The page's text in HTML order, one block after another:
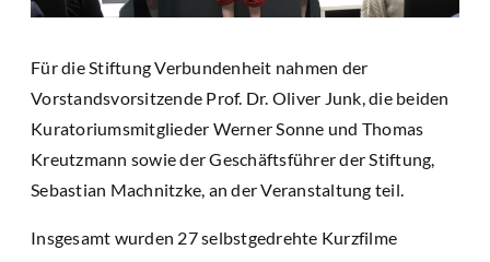
Für die Stiftung Verbundenheit nahmen der
Vorstandsvorsitzende Prof. Dr. Oliver Junk, die beiden
Kuratoriumsmitglieder Werner Sonne und Thomas
Kreutzmann sowie der Geschäftsführer der Stiftung,
Sebastian Machnitzke, an der Veranstaltung teil.
Insgesamt wurden 27 selbstgedrehte Kurzfilme